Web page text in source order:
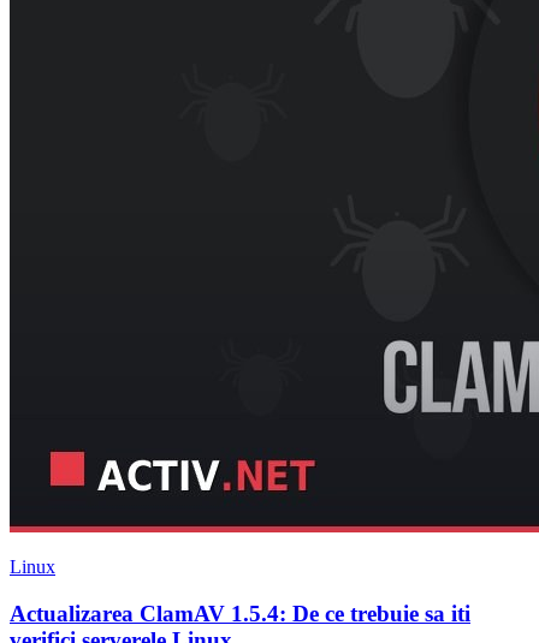
Linux
Actualizarea ClamAV 1.5.4: De ce trebuie sa iti